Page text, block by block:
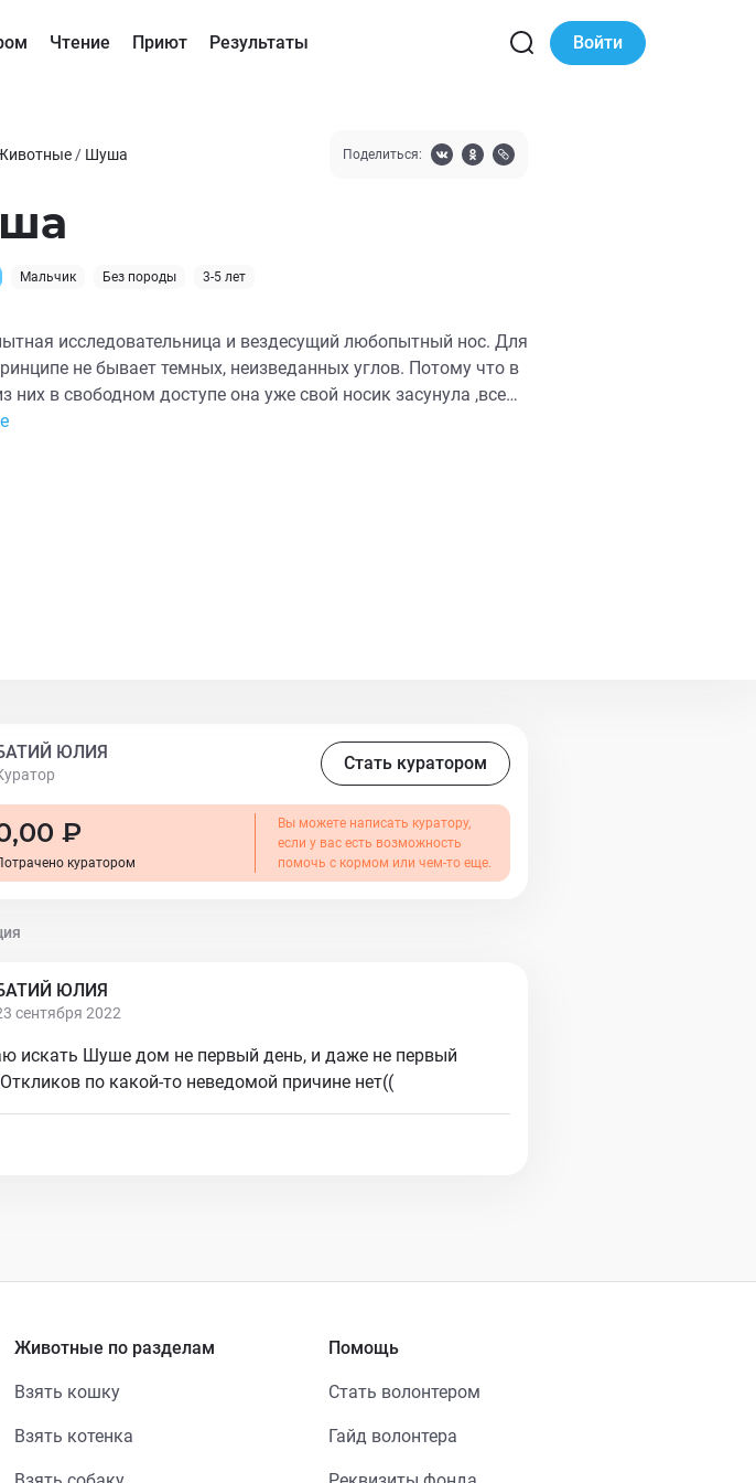
Чтение Приют Результаты Войти
/ Шуша Поделиться:
Мальчик Без породы 3-5 лет
исследовательница и вездесущий любопытный нос. Для
не бывает темных, неизведанных углов. Потому что в
них в свободном доступе она уже свой носик засунула ,все
все испытав, лапой потрогав и проверив, сломя голову
ЮЛИЯ
Стать куратором
₽
куратором
Вы можете написать куратору,
если у вас есть возможность
помочь с кормом или чем-то еще.
ЮЛИЯ
сентября 2022
искать Шуше дом не первый день, и даже не первый
по какой-то неведомой причине нет((
Животные по разделам
Взять кошку
Взять котенка
Помощь
Стать волонтером
Гайд волонтера